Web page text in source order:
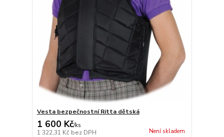
Vesta bezpečnostní Ritta dětská
1 600 Kč/ks
1 322,31 Kč bez DPH Není skladem